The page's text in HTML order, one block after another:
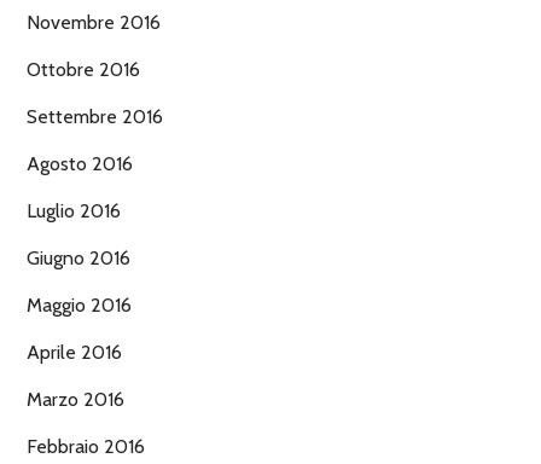
Novembre 2016
Ottobre 2016
Settembre 2016
Agosto 2016
Luglio 2016
Giugno 2016
Maggio 2016
Aprile 2016
Marzo 2016
Febbraio 2016